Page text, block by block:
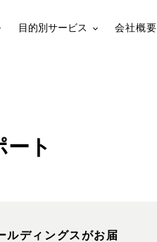
目的別サービス 会社概要
ート
ルディングスがお届